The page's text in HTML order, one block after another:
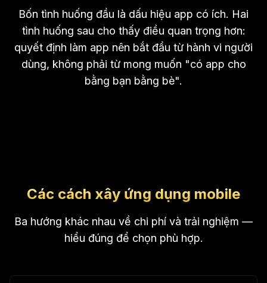
Bốn tình huống đầu là dấu hiệu app có ích. Hai
tình huống sau cho thấy điều quan trọng hơn:
quyết định làm app nên bắt đầu từ hành vi người
dùng, không phải từ mong muốn "có app cho
bằng bạn bằng bè".
Các cách xây ứng dụng mobile
Ba hướng khác nhau về chi phí và trải nghiệm —
hiểu đúng để chọn phù hợp.